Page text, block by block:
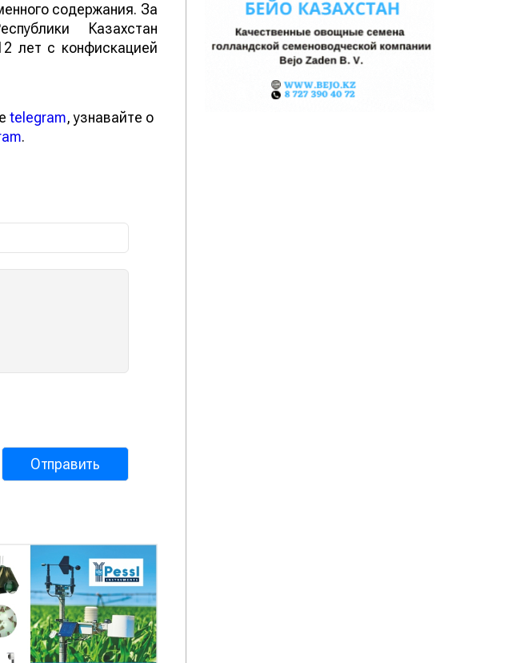
содержания. За
Казахстан
лет с конфискацией
telegram, узнавайте о
.